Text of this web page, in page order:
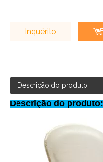
Inquérito
Descrição do produto
Descrição do produto: